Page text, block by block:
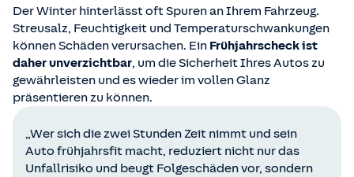
Der Winter hinterlässt oft Spuren an Ihrem Fahrzeug.
Streusalz, Feuchtigkeit und Temperaturschwankungen
können Schäden verursachen. Ein Frühjahrscheck ist
daher unverzichtbar, um die Sicherheit Ihres Autos zu
gewährleisten und es wieder im vollen Glanz
präsentieren zu können.
„Wer sich die zwei Stunden Zeit nimmt und sein
Auto frühjahrsfit macht, reduziert nicht nur das
Unfallrisiko und beugt Folgeschäden vor, sondern